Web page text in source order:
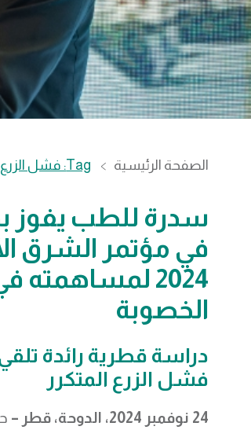
الصفحة الرئيسية Tag: فشل الزرع
سدرة للطب يفوز
في مؤتمر الشرق
2024
الخصوبة
دراسة قطرية رائدة
فشل الزرع المتكرر
24 نوفمبر 2024، الدوحة، قطر –